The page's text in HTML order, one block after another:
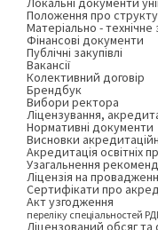
Положення про
Матеріально -
Фінансові документи
Публічні закупівлі
Вакансії
Колективний договір
Брендбук
Вибори ректора
Ліцензування,
Нормативні документи
Висновки
Акредитація освітніх
Узагальнення
Ліцензія на
Сертифікати про
Акт узгодження
переліку спеціальностей
Ліцензований обсяг та